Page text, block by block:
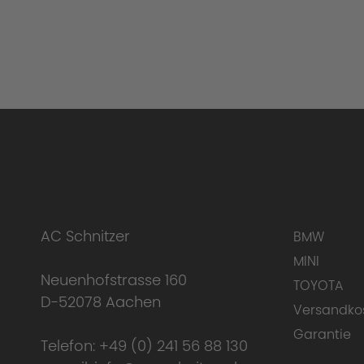
AC Schnitzer
Neuenhofstrasse 160
D-52078 Aachen
Telefon: +49 (0) 241 56 88 130
BMW
MINI
TOYOTA
Garantie